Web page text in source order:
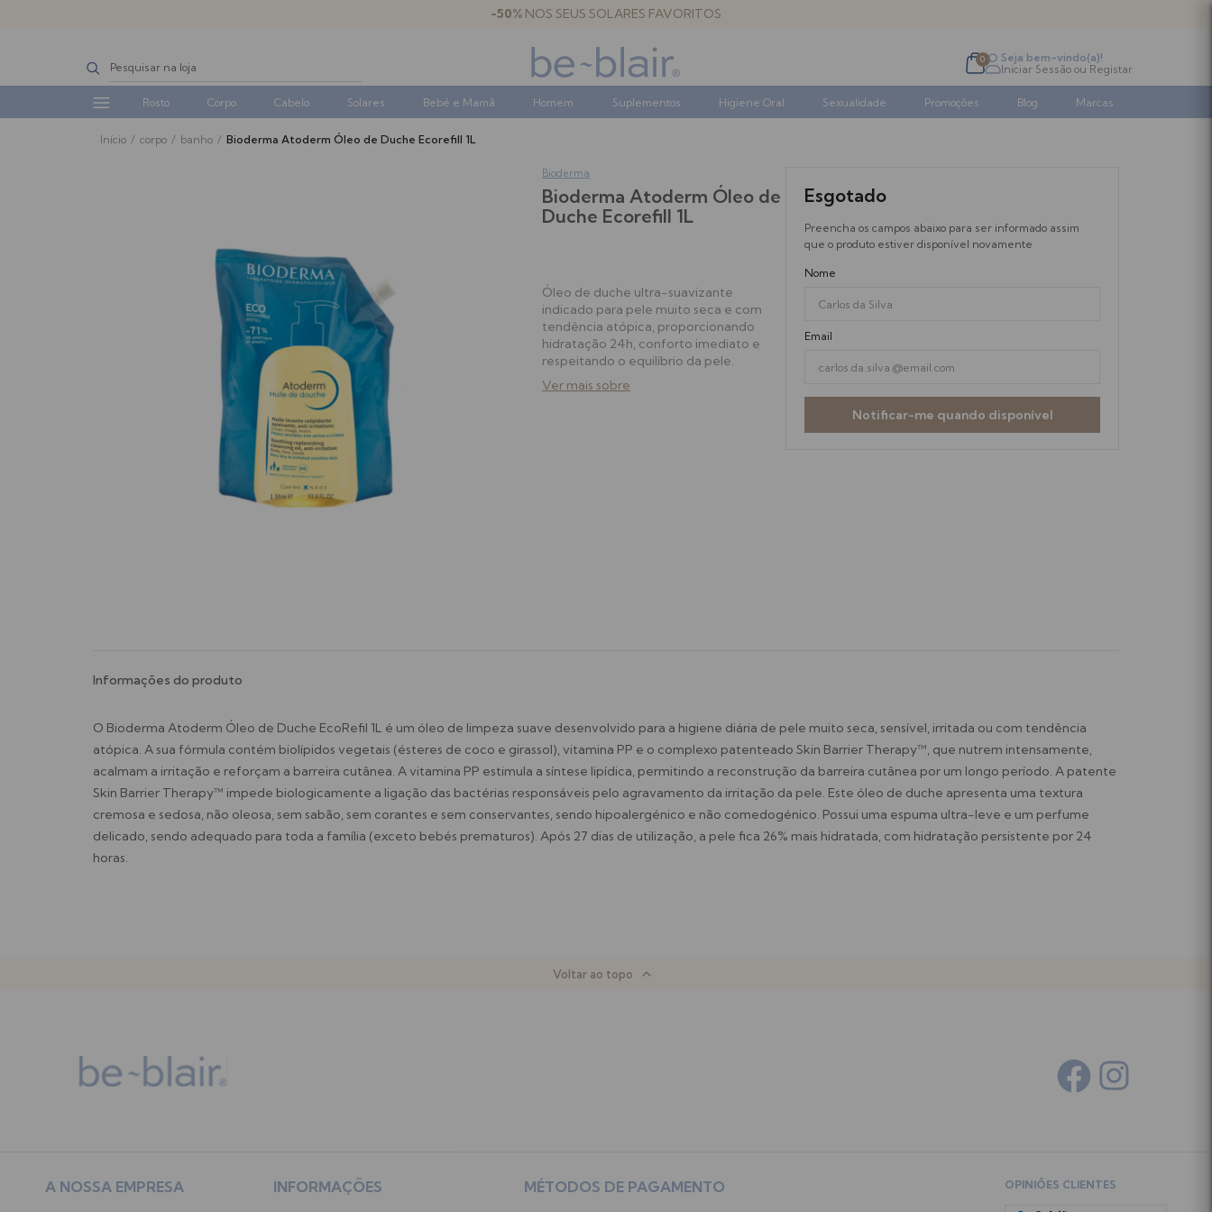
-50% NOS SEUS SOLARES FAVORITOS
0
Seja bem-vindo(a)!
Iniciar Sessãoou Registar
Rosto Corpo Cabelo Solares Bebé e Mamã Homem Suplementos Higiene Oral Sexualidade Promoções Blog Marcas
Início / corpo / banho / Bioderma Atoderm Óleo de Duche Ecorefill 1L
Bioderma
Bioderma Atoderm Óleo de
Duche Ecorefill 1L
Óleo de duche ultra-suavizante
indicado para pele muito seca e com
tendência atópica, proporcionando
hidratação 24h, conforto imediato e
respeitando o equilíbrio da pele.
Ver mais sobre
Esgotado
Preencha os campos abaixo para ser informado assim
que o produto estiver disponível novamente
Nome
Email
Notificar-me quando disponível
Informações do produto
O Bioderma Atoderm Óleo de Duche EcoRefil 1L é um óleo de limpeza suave desenvolvido para a higiene diária de pele muito seca, sensível, irritada ou com tendência
atópica. A sua fórmula contém biolípidos vegetais (ésteres de coco e girassol), vitamina PP e o complexo patenteado Skin Barrier Therapy™, que nutrem intensamente,
acalmam a irritação e reforçam a barreira cutânea. A vitamina PP estimula a síntese lipídica, permitindo a reconstrução da barreira cutânea por um longo período. A patente
Skin Barrier Therapy™ impede biologicamente a ligação das bactérias responsáveis pelo agravamento da irritação da pele. Este óleo de duche apresenta uma textura
cremosa e sedosa, não oleosa, sem sabão, sem corantes e sem conservantes, sendo hipoalergénico e não comedogénico. Possui uma espuma ultra-leve e um perfume
delicado, sendo adequado para toda a família (exceto bebés prematuros). Após 27 dias de utilização, a pele fica 26% mais hidratada, com hidratação persistente por 24
horas.
Voltar ao topo
A NOSSA EMPRESA INFORMAÇÕES MÉTODOS DE PAGAMENTO OPINIÕES CLIENTES